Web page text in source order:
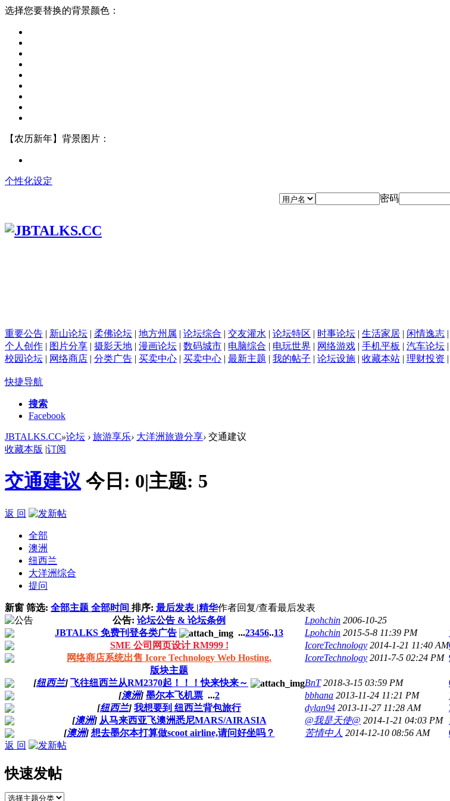
选择您要替换的背景颜色：
【农历新年】背景图片：
个性化设定
密码
重要公告 | 新山论坛 | 柔佛论坛 | 地方州属 | 论坛综合 | 交友灌水 | 论坛特区 | 时事论坛 | 生活家居 | 闲情逸志 |
个人创作 | 图片分享 | 摄影天地 | 漫画论坛 | 数码城市 | 电脑综合 | 电玩世界 | 网络游戏 | 手机平板 | 汽车论坛 |
校园论坛 | 网络商店 | 分类广告 | 买卖中心 | 买卖中心 | 最新主题 | 我的帖子 | 论坛设施 | 收藏本站 | 理财投资 |
快捷导航
搜索
Facebook
JBTALKS.CC»论坛 › 旅游享乐› 大洋洲旅遊分享› 交通建议
收藏本版 |订阅
交通建议 今日: 0|主题: 5
返 回
全部
澳洲
纽西兰
大洋洲综合
提问
新窗 筛选: 全部主题 全部时间 排序: 最后发表 |精华作者回复/查看最后发表
公告: 论坛公告 & 论坛条例 Lpohchin 2006-10-25
JBTALKS 免费刊登各类广告
...23456..13 Lpohchin 2015-5-8 11:39 PM
SME 公司网页设计 RM999 !
IcoreTechnology 2014-1-21 11:40 AM
网络商店系统出售 Icore Technology Web Hosting.
IcoreTechnology 2011-7-5 02:24 PM
版块主题
[纽西兰] 飞往纽西兰从RM2370起！！！快来快来～ BnT 2018-3-15 03:59 PM
[澳洲] 墨尔本飞机票 ...2 bbhana 2013-11-24 11:21 PM
[纽西兰] 我想要到 纽西兰背包旅行 dylan94 2013-11-27 11:28 AM
[澳洲] 从马来西亚飞澳洲悉尼MARS/AIRASIA @我是天使@ 2014-1-21 04:03 PM
[澳洲] 想去墨尔本打算做scoot airline,请问好坐吗？ 苦情中人 2014-12-10 08:56 AM
返 回
快速发帖